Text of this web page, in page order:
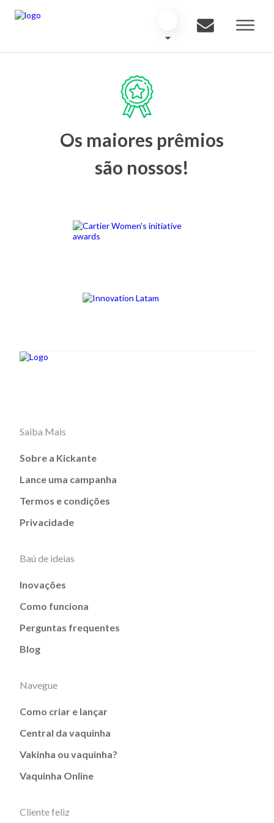
Os maiores prêmios
são nossos!
Saiba Mais
Sobre a Kickante
Lance uma campanha
Termos e condições
Privacidade
Baú de ideias
Inovações
Como funciona
Perguntas frequentes
Blog
Navegue
Como criar e lançar
Central da vaquinha
Vakinha ou vaquinha?
Vaquinha Online
Cliente feliz